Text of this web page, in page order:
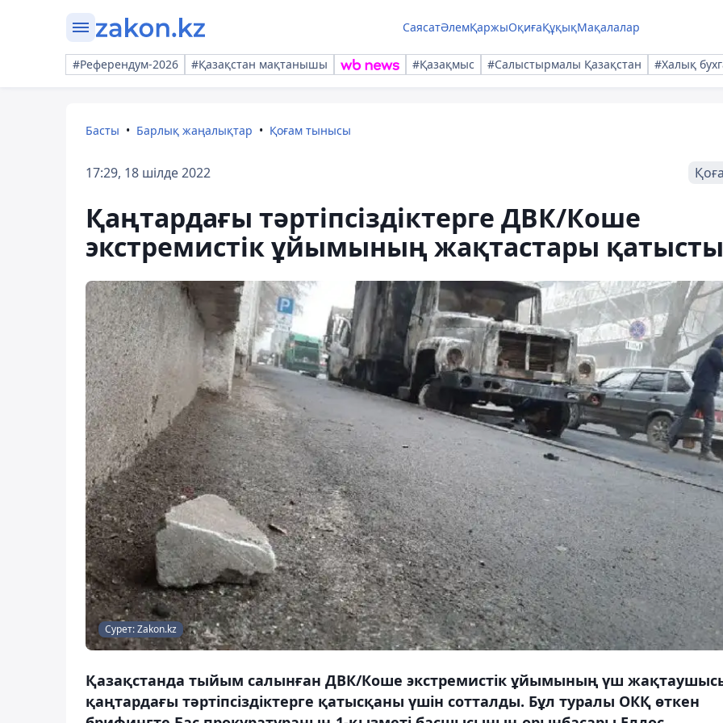
СаясатӘлемҚаржыОқиғаҚұқықМақалалар
#Референдум-2026 #Қазақстан мақтанышы #Қазақмыс #Салыстырмалы Қазақстан #Халық
Басты Барлық жаңалықтар Қоғам тынысы
17:29, 18 шілде 2022
Қаңтардағы тәртіпсіздіктерге ДВК/Коше
экстремистік ұйымының жақтастары қатысты
Сурет: Zakon.kz
Қазақстанда тыйым салынған ДВК/Коше экстремистік ұйымының үш
қаңтардағы тәртіпсіздіктерге қатысқаны үшін сотталды. Бұл туралы ОКҚ өткен